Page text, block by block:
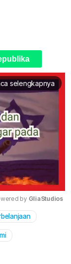
selengkapnya
Mute
by GliaStudios